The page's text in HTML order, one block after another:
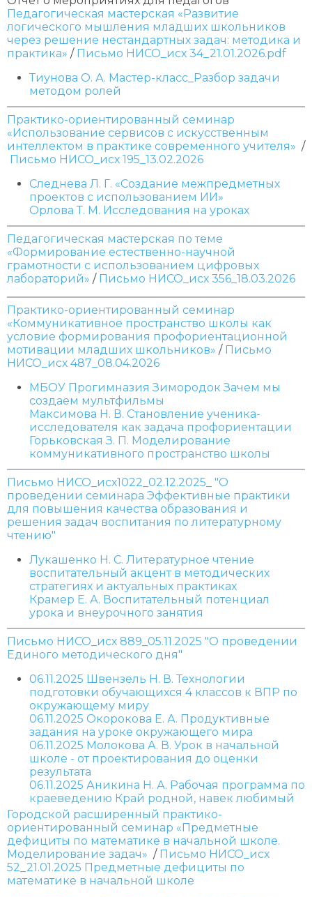
Педагогическая мастерская «Развитие
логического мышления младших школьников
через решение нестандартных задач: методика и
практика» / Письмо НИСО_исх 34_21.01.2026.pdf
Тиунова О. А. Мастер-класс_Разбор задачи
методом ролей
Практико-ориентированный семинар
«Использование сервисов с искусственным
интеллектом в практике современного учителя» /
Письмо НИСО_исх 195_13.02.2026
Следнева Л. Г. «Создание межпредметных
проектов с использованием ИИ»
Орлова Т. М. Исследования на уроках
Педагогическая мастерская по теме
«Формирование естественно-научной
грамотности с использованием цифровых
лабораторий» / Письмо НИСО_исх 356_18.03.2026
Практико-ориентированный семинар
«Коммуникативное пространство школы как
условие формирования профориентационной
мотивации младших школьников» / Письмо
НИСО_исх 487_08.04.2026
МБОУ Прогимназия Зимородок Зачем мы
создаем мультфильмы
Максимова Н. В. Становление ученика-
исследователя как задача профориентации
Горьковская З. П. Моделирование
коммуникативного пространство школы
Письмо НИСО_исх1022_02.12.2025_ "О
проведении семинара Эффективные практики
для повышения качества образования и
решения задач воспитания по литературному
чтению"
Лукашенко Н. С. Литературное чтение
воспитательный акцент в методических
стратегиях и актуальных практиках
Крамер Е. А. Воспитательный потенциал
урока и внеурочного занятия
Письмо НИСО_исх 889_05.11.2025 "О проведении
Единого методического дня"
06.11.2025 Швензель Н. В. Технологии
подготовки обучающихся 4 классов к ВПР по
окружающему миру
06.11.2025 Окорокова Е. А. Продуктивные
задания на уроке окружающего мира
06.11.2025 Молокова А. В. Урок в начальной
школе - от проектирования до оценки
результата
06.11.2025 Аникина Н. А. Рабочая программа по
краеведению Край родной, навек любимый
Городской расширенный практико-
ориентированный семинар «Предметные
дефициты по математике в начальной школе.
Моделирование задач» / Письмо НИСО_исх
52_21.01.2025 Предметные дефициты по
математике в начальной школе